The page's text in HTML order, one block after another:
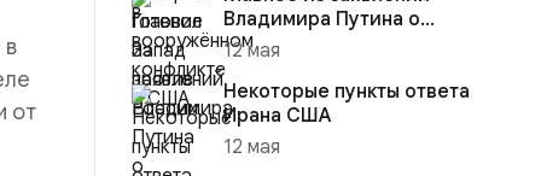
в
от
Владимира Путина о
конфликте на Украине
12 мая
Некоторые пункты ответа
Ирана США
12 мая